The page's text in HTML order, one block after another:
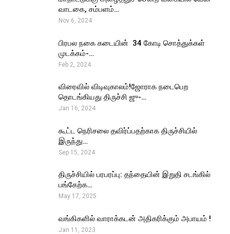
வாடகை, சம்பளம்…
Nov 6, 2024
பிரபல நகை கடையின் ₹ 34 கோடி சொத்துக்கள்
முடக்கம்-…
Feb 2, 2024
விரைவில் விடிவுகாலம்!ஜோராக நடைபெற
தொடங்கியது திருச்சி ஜு-…
Jan 16, 2024
கூட்ட நெரிசலை தவிர்ப்பதற்காக திருச்சியில்
இருந்து…
Sep 15, 2024
திருச்சியில் பரபரப்பு: தந்தையின் இறுதி சடங்கில்
பங்கேற்க…
May 17, 2025
வங்கிகளில் வாராக்கடன் அதிகரிக்கும் அபாயம் !
Jan 11, 2023